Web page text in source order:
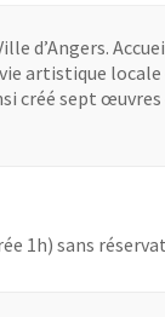
d’Angers.
artistique
créé sept
1h) sans